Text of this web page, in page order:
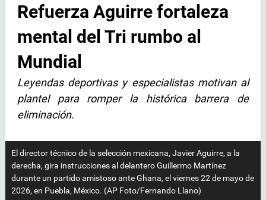
Refuerza Aguirre fortaleza
mental del Tri rumbo al
Mundial
Leyendas deportivas y especialistas motivan al
plantel para romper la histórica barrera de
eliminación.
El director técnico de la selección mexicana, Javier Aguirre, a la
derecha, gira instrucciones al delantero Guillermo Martínez
durante un partido amistoso ante Ghana, el viernes 22 de mayo de
2026, en Puebla, México. (AP Foto/Fernando Llano)